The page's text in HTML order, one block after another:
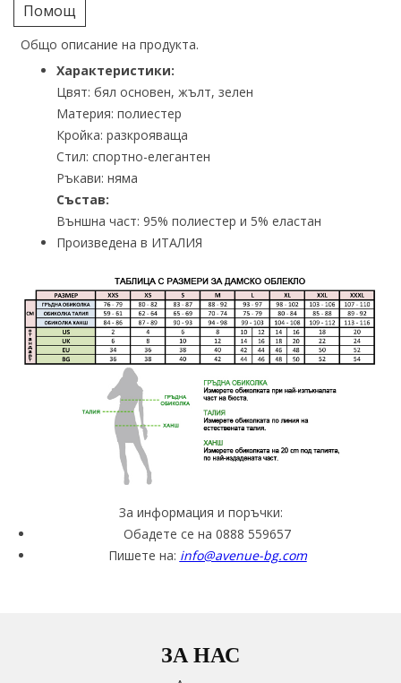
Помощ
Общо описание на продукта.
Характеристики:
Цвят: бял основен, жълт, зелен
Материя: полиестер
Кройка: разкрояваща
Стил: спортно-елегантен
Ръкави: няма
Състав:
Външна част: 95% полиестер и 5% еластан
Произведена в ИТАЛИЯ
За информация и поръчки:
Обадете се на 0888 559657
Пишете на: info@avenue-bg.com
ЗА НАС